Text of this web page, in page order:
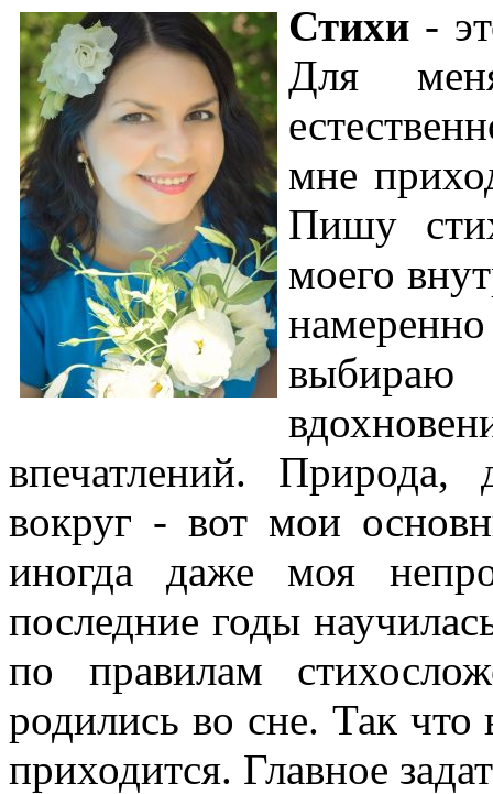
Стихи -
Для
мне
Пишу
моего
выбираю
впечатлений.
вокруг - вот мои
иногда даже моя
последние годы
по правилам
родились во сне. Так что
приходится. Главное